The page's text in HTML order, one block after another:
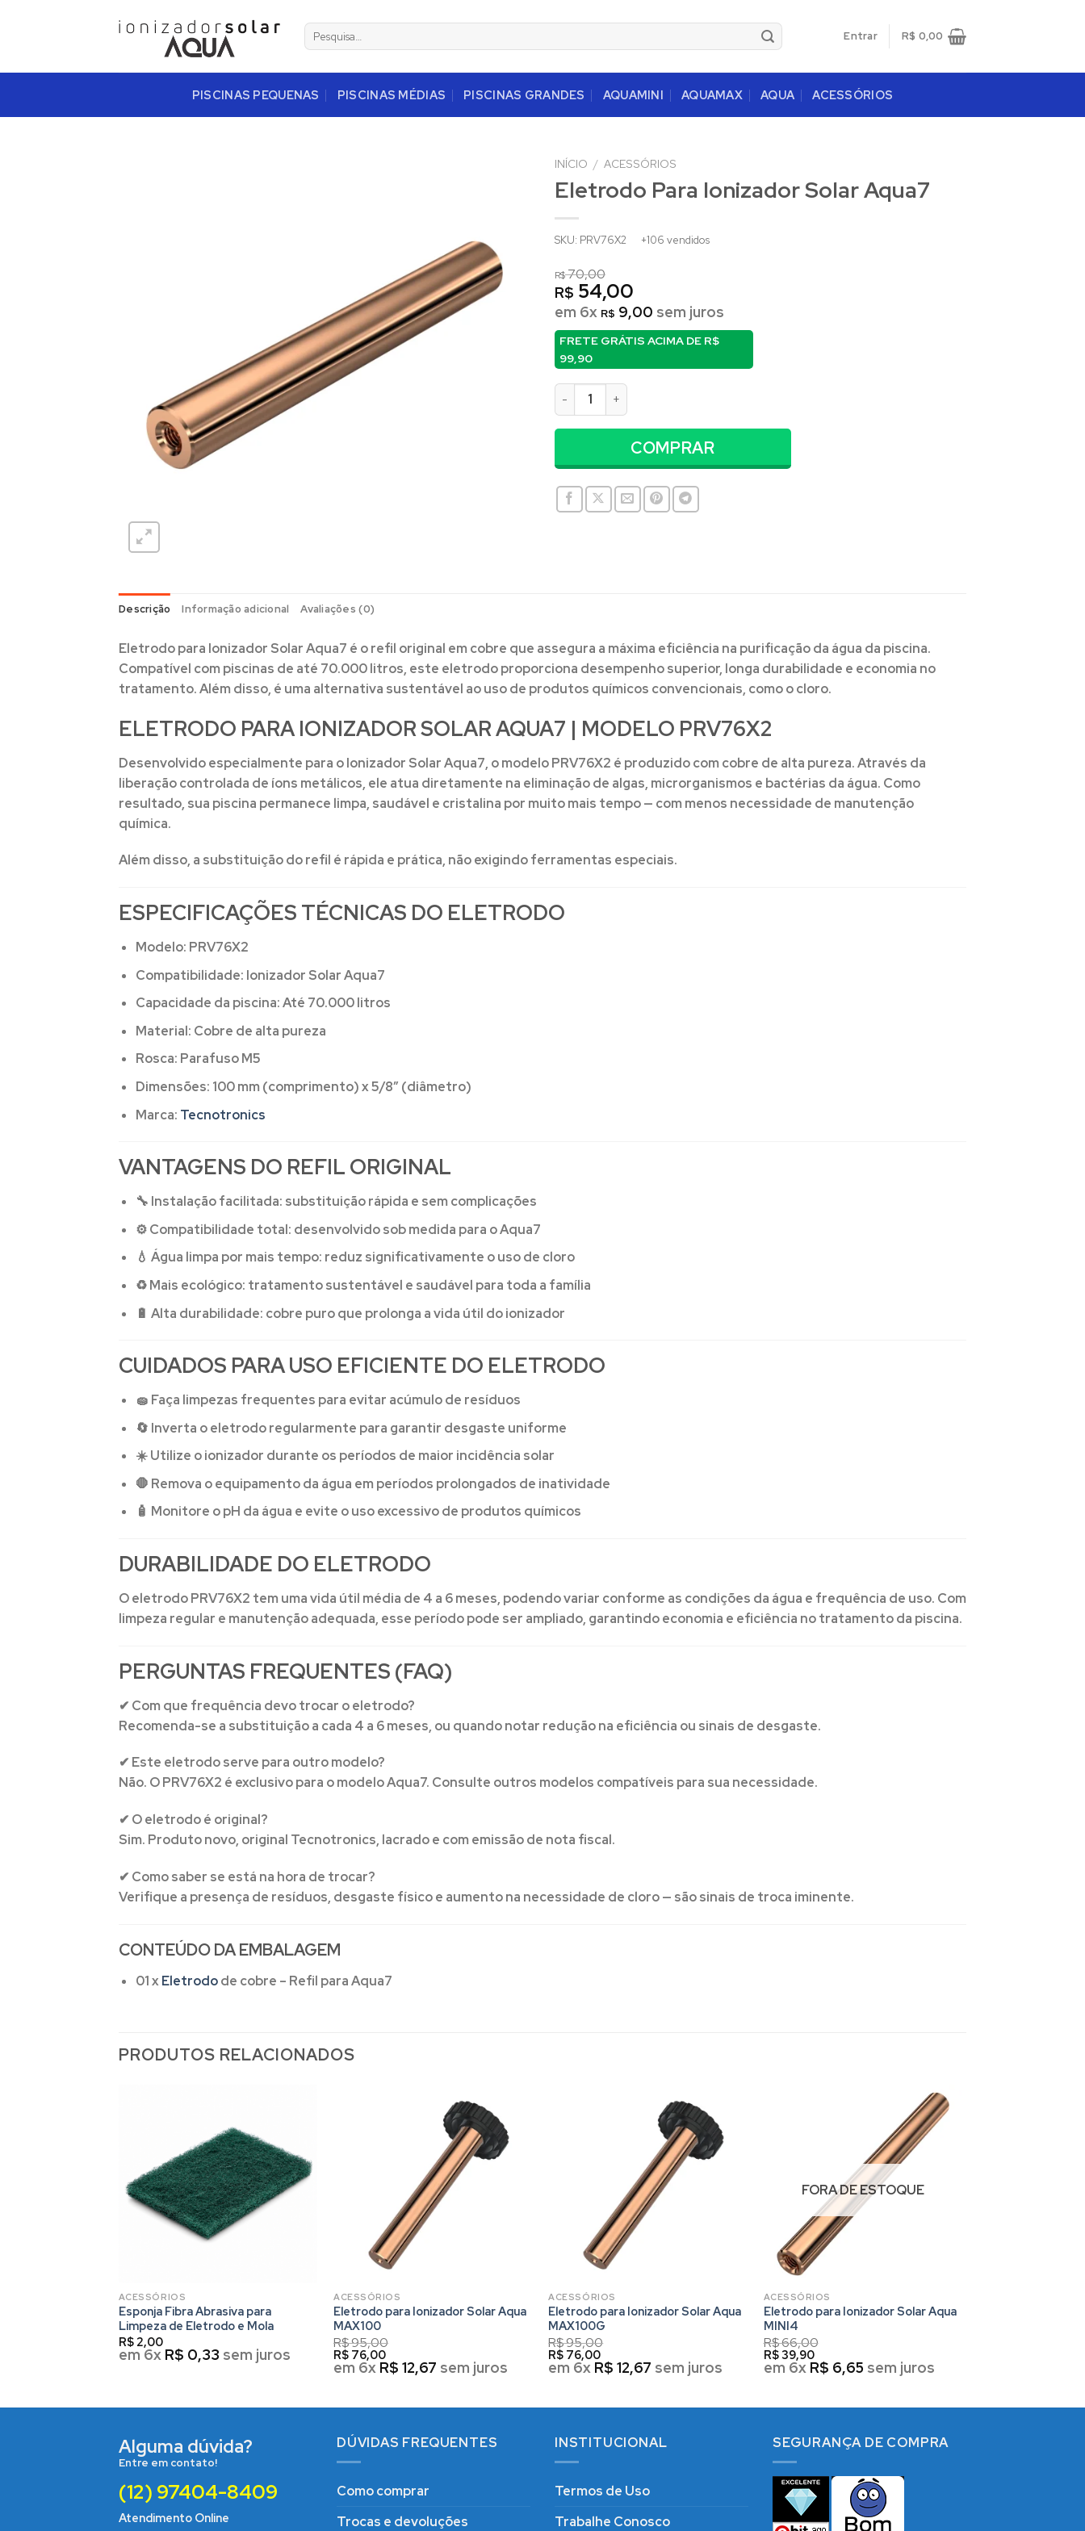
Pesquisar
por:
Entrar R$ 0,00
PISCINAS PEQUENAS PISCINAS MÉDIAS PISCINAS GRANDES AQUAMINI AQUAMAX AQUA ACESSÓRIOS
INÍCIO / ACESSÓRIOS
Eletrodo Para Ionizador Solar Aqua7
SKU: PRV76X2 +106 vendidos
R$70,00
R$ 54,00
em 6x R$ 9,00 sem juros
FRETE GRÁTIS ACIMA DE R$
99,90
Eletrodo para Ionizador Solar Aqua7 quantidade
COMPRAR
Descrição Informação adicional Avaliações (0)
Eletrodo para Ionizador Solar Aqua7 é o refil original em cobre que assegura a máxima eficiência na purificação da água da piscina.
Compatível com piscinas de até 70.000 litros, este eletrodo proporciona desempenho superior, longa durabilidade e economia no
tratamento. Além disso, é uma alternativa sustentável ao uso de produtos químicos convencionais, como o cloro.
ELETRODO PARA IONIZADOR SOLAR AQUA7 | MODELO PRV76X2
Desenvolvido especialmente para oIonizador Solar Aqua7, o modelo PRV76X2 é produzido com cobre de alta pureza. Através da
liberação controlada de íons metálicos, ele atua diretamente na eliminação de algas, microrganismos e bactérias da água. Como
resultado, sua piscina permanece limpa, saudável e cristalina por muito mais tempo — com menos necessidade de manutenção
química.
Além disso, a substituição do refil é rápida e prática, não exigindo ferramentas especiais.
ESPECIFICAÇÕES TÉCNICAS DO ELETRODO
Modelo: PRV76X2
Compatibilidade: Ionizador Solar Aqua7
Capacidade da piscina:Até 70.000 litros
Material: Cobre de alta pureza
Rosca: Parafuso M5
Dimensões: 100 mm (comprimento) x 5/8” (diâmetro)
Marca: Tecnotronics
VANTAGENS DO REFIL ORIGINAL
🔧 Instalação facilitada: substituição rápida e sem complicações
⚙️Compatibilidade total: desenvolvido sob medida para o Aqua7
💧 Água limpa por mais tempo: reduz significativamente o uso de cloro
♻️Mais ecológico: tratamento sustentável e saudável para toda a família
🔋 Alta durabilidade: cobre puro que prolonga a vida útil do ionizador
CUIDADOS PARA USO EFICIENTE DO ELETRODO
🧽 Faça limpezas frequentes para evitar acúmulo de resíduos
🔄 Inverta o eletrodo regularmente para garantir desgaste uniforme
☀️ Utilize o ionizador durante os períodos de maior incidência solar
🛑 Remova o equipamento da água em períodos prolongados de inatividade
🧴 Monitore o pH da água e evite o uso excessivo de produtos químicos
DURABILIDADE DO ELETRODO
O eletrodo PRV76X2 tem uma vida útil média de 4 a 6 meses, podendo variar conforme as condições da água e frequência de uso. Com
limpeza regular e manutenção adequada, esse período pode ser ampliado, garantindo economia e eficiência no tratamento da piscina.
PERGUNTAS FREQUENTES (FAQ)
✔ Com que frequência devo trocar o eletrodo?
Recomenda-se a substituição a cada 4 a 6 meses, ou quando notar redução na eficiência ou sinais de desgaste.
✔ Este eletrodo serve para outro modelo?
Não. O PRV76X2 é exclusivo para o modelo Aqua7. Consulte outros modelos compatíveis para sua necessidade.
✔ O eletrodo é original?
Sim. Produto novo, original Tecnotronics, lacrado e com emissão de nota fiscal.
✔ Como saber se está na hora de trocar?
Verifique a presença de resíduos, desgaste físico e aumento na necessidade de cloro — são sinais de troca iminente.
CONTEÚDO DA EMBALAGEM
01 xEletrodode cobre – Refil para Aqua7
PRODUTOS RELACIONADOS
ACESSÓRIOS
Esponja Fibra Abrasiva para
Limpeza de Eletrodo e Mola
R$2,00
em 6x R$ 0,33 sem juros
ACESSÓRIOS
Eletrodo para Ionizador Solar Aqua
MAX100
R$95,00
R$ 76,00
em 6x R$ 12,67 sem juros
ACESSÓRIOS
Eletrodo para Ionizador Solar Aqua
MAX100G
R$95,00
R$ 76,00
em 6x R$ 12,67 sem juros
FORA DE ESTOQUE
ACESSÓRIOS
Eletrodo para Ionizador Solar Aqua
MINI4
R$66,00
R$39,90
em 6x R$ 6,65 sem juros
Alguma dúvida?
Entre em contato!
(12) 97404-8409
Atendimento Online
DÚVIDAS FREQUENTES
Como comprar
Trocas e devoluções
INSTITUCIONAL
Termos de Uso
Trabalhe Conosco
SEGURANÇA DE COMPRA